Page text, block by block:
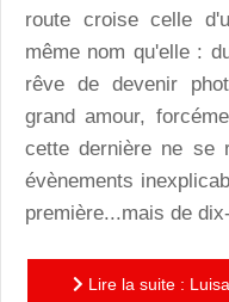
route croise celle
même nom qu'elle :
rêve de devenir
grand amour,
cette dernière ne se
évènements
première...mais de
Lire la suite :